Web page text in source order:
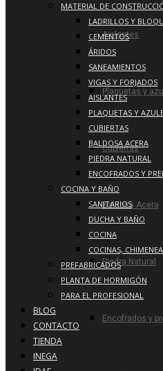
Aislantes
Plaquetas y
Cubiertas
Baldosa Acera
Piedra Natural
Encofrados y
MATERIAL DE
LADRILLOS Y
CEMENTOS
ÁRIDOS
SANEAMIENTOS
VIGAS Y FORJADOS
AISLANTES
PLAQUETAS Y
CUBIERTAS
BALDOSA ACERA
PIEDRA NATURAL
ENCOFRADOS Y
COCINA Y BAÑO
SANITARIOS
DUCHA Y BAÑO
COCINA
COCINAS,
PREFABRICADOS
PLANTA DE HORMIGÓN
PARA EL PROFESIONAL
BLOG
CONTACTO
TIENDA
INEGA